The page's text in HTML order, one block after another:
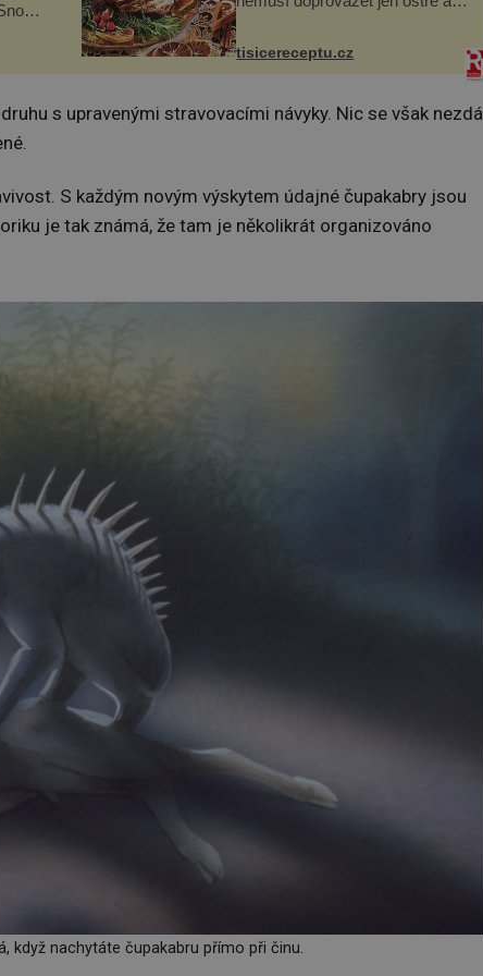
a
Ingredience sádlo 3 kg šunky
vcelku 3 stroužky česneku hl...
tisicereceptu.cz
s upravenými stravovacími návyky. Nic se však nezdá
S každým novým výskytem údajné čupakabry jsou
je tak známá, že tam je několikrát organizováno
když nachytáte čupakabru přímo při činu.